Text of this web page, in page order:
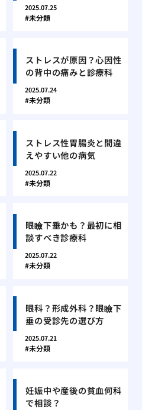
2025.07.25
未分類
ストレスが原因？心因性
の背中の痛みと診療科
2025.07.24
未分類
ストレス性胃腸炎と間違
えやすい他の病気
2025.07.22
未分類
眼瞼下垂かも？最初に相
談すべき診療科
2025.07.22
未分類
眼科？形成外科？眼瞼下
垂の受診先の選び方
2025.07.21
未分類
妊娠中や産後の貧血何科
で相談？